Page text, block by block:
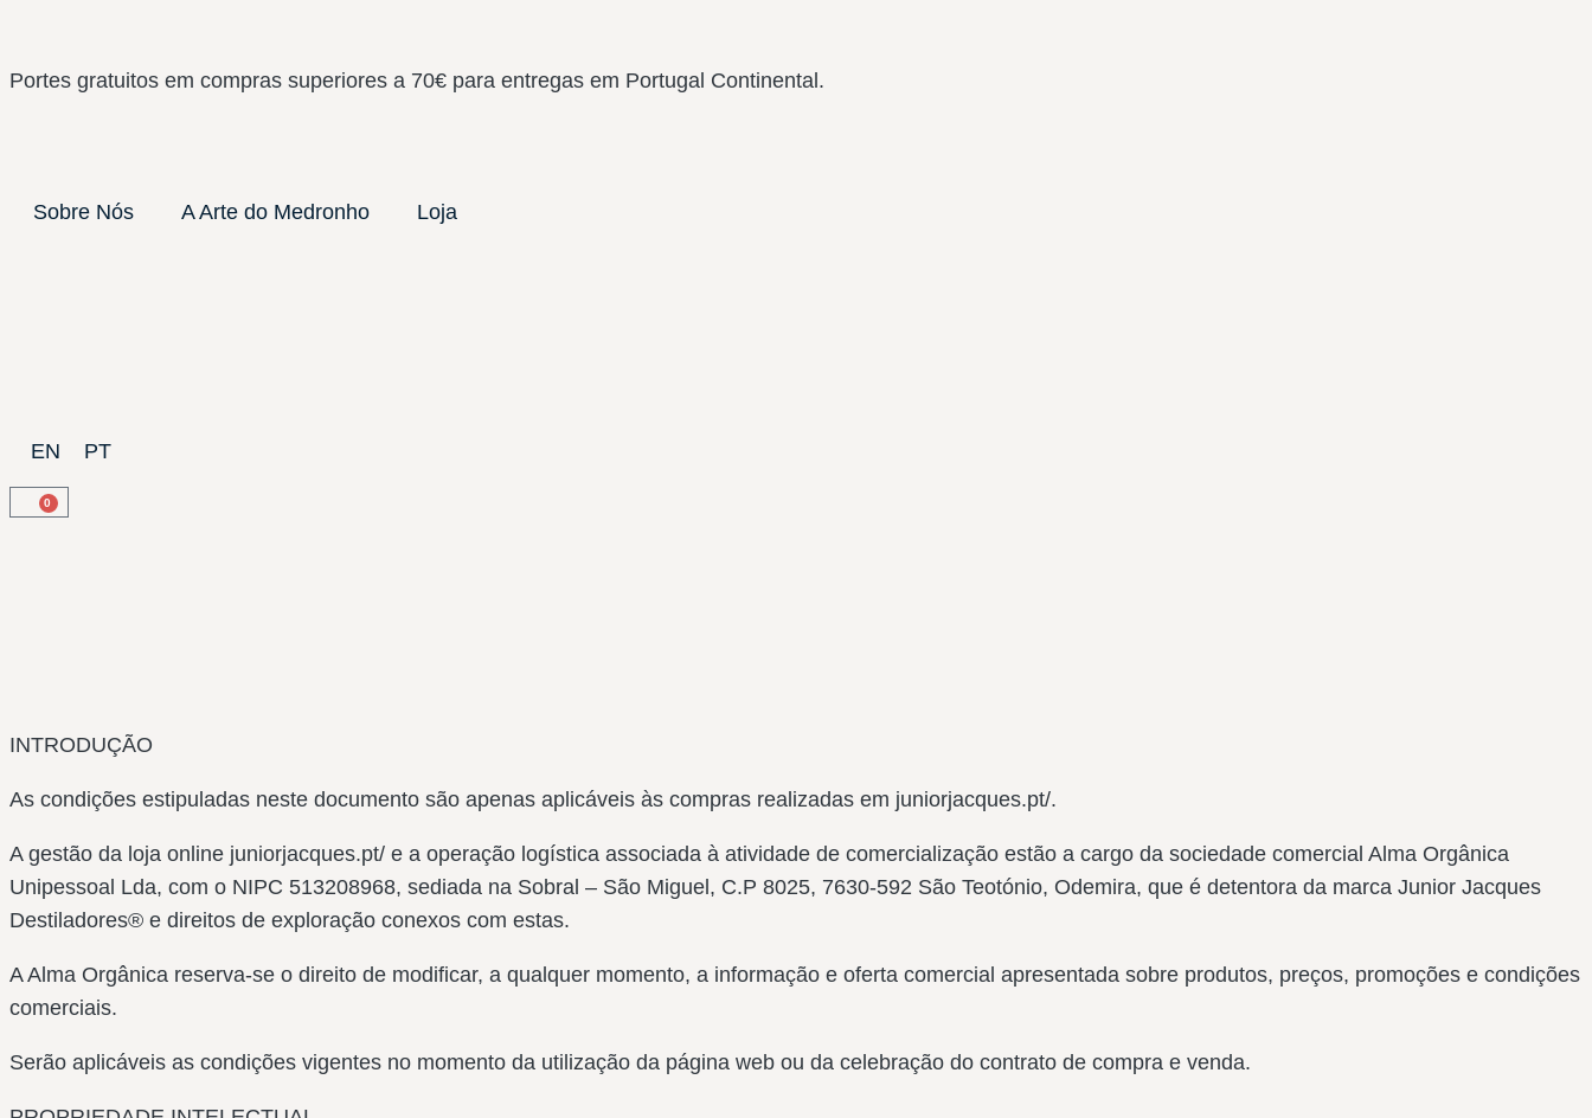
Portes gratuitos em compras superiores a 70€ para entregas em Portugal Continental.
Sobre Nós A Arte do Medronho Loja
EN PT
0
INTRODUÇÃO
As condições estipuladas neste documento são apenas aplicáveis às compras realizadas em juniorjacques.pt/.
A gestão da loja online juniorjacques.pt/ e a operação logística associada à atividade de comercialização estão a cargo da sociedade comercial Alma Orgânica
Unipessoal Lda, com o NIPC 513208968, sediada na Sobral – São Miguel, C.P 8025, 7630-592 São Teotónio, Odemira, que é detentora da marca Junior Jacques
Destiladores® e direitos de exploração conexos com estas.
A Alma Orgânica reserva-se o direito de modificar, a qualquer momento, a informação e oferta comercial apresentada sobre produtos, preços, promoções e condições
comerciais.
Serão aplicáveis as condições vigentes no momento da utilização da página web ou da celebração do contrato de compra e venda.